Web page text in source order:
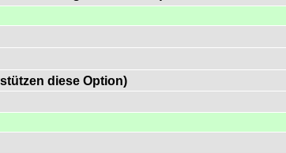
diese Option)